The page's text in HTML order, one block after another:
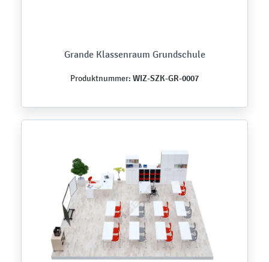
Grande Klassenraum Grundschule
Produktnummer: WIZ-SZK-GR-0007